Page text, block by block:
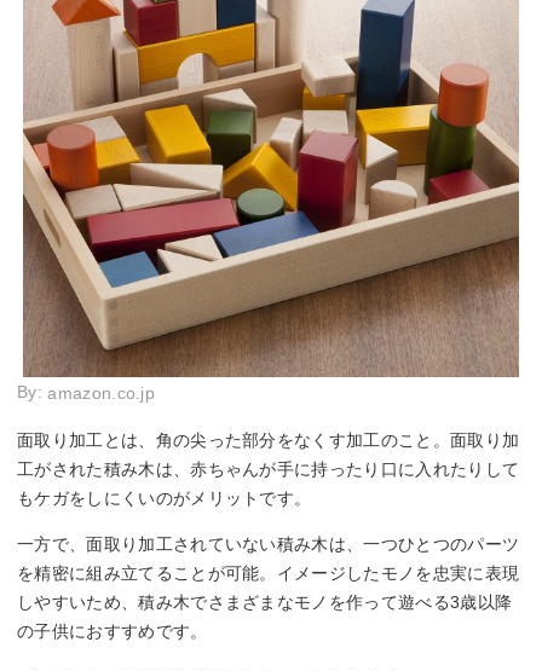
By:amazon.co.jp
面取り加工とは、角の尖った部分をなくす加工のこと。面取り加
工がされた積み木は、赤ちゃんが手に持ったり口に入れたりして
もケガをしにくいのがメリットです。
一方で、面取り加工されていない積み木は、一つひとつのパーツ
を精密に組み立てることが可能。イメージしたモノを忠実に表現
しやすいため、積み木でさまざまなモノを作って遊べる3歳以降
の子供におすすめです。